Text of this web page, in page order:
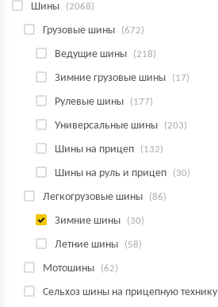
Шины (2068)
Грузовые шины (672)
Ведущие шины (218)
Зимние грузовые шины (17)
Рулевые шины (177)
Универсальные шины (203)
Шины на прицеп (132)
Шины на руль и прицеп (30)
Легкогрузовые шины (86)
Зимние шины (30)
Летние шины (58)
Мотошины (62)
Сельхоз шины на прицепную технику